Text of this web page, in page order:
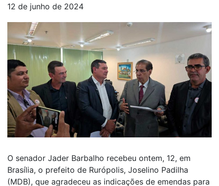
12 de junho de 2024
O senador Jader Barbalho recebeu ontem, 12, em
Brasília, o prefeito de Rurópolis, Joselino Padilha
(MDB), que agradeceu as indicações de emendas para